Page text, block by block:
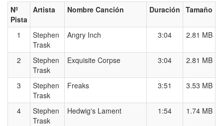
Nº
Pista
Artista Nombre Canción Duración Tamaño
1
Stephen
Trask
Angry Inch 3:04 2.81 MB
2
Stephen
Trask
Exquisite Corpse 3:04 2.81 MB
3
Stephen
Trask
Freaks 3:51 3.53 MB
4
Stephen
Trask
Hedwig's Lament 1:54 1.74 MB